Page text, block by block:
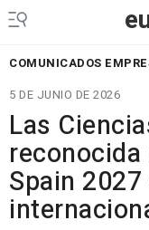
COMUNICADOS
5 DE JUNIO DE 2026
Las
Spain